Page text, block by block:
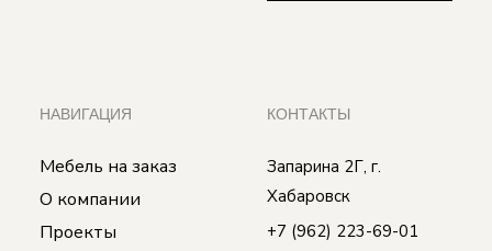
НАВИГАЦИЯ
Мебель на заказ
О компании
Проекты
КОНТАКТЫ
Запарина 2Г, г.
Хабаровск
+7 (962) 223-69-01